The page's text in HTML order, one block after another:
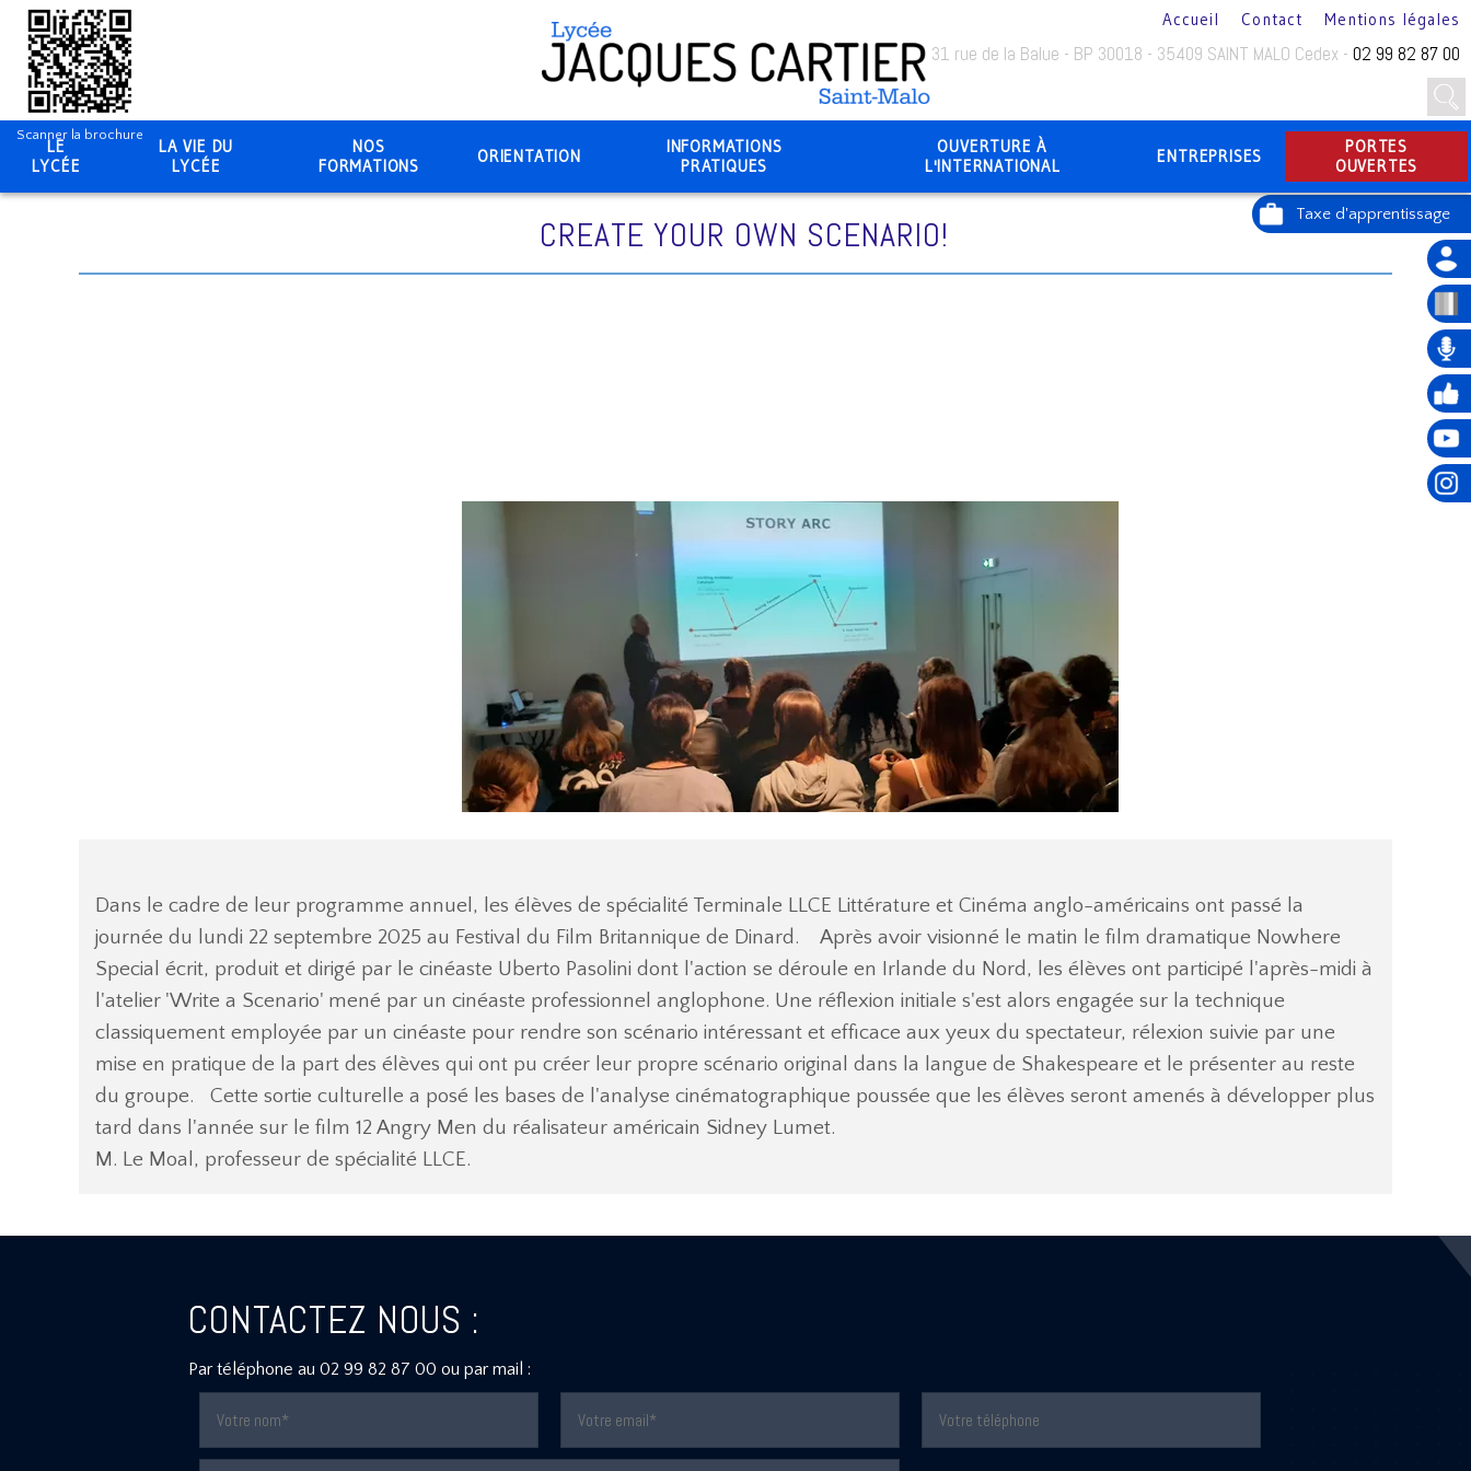
31 rue de la Balue - BP 30018 - 35409 SAINT MALO Cedex - 02 99 82 87 00
Scanner la brochure
LE
LYCÉE
LA VIE DU
LYCÉE
NOS
FORMATIONS
ORIENTATION
INFORMATIONS
PRATIQUES
OUVERTURE À
L'INTERNATIONAL
ENTREPRISES
PORTES
OUVERTES
Accueil Contact Mentions légales
CREATE YOUR OWN SCENARIO!
Dans le cadre de leur programme annuel, les élèves de spécialité Terminale LLCE Littérature et Cinéma anglo-américains ont passé la
journée du lundi 22 septembre 2025 au Festival du Film Britannique de Dinard. Après avoir visionné le matin le film dramatique Nowhere
Special écrit, produit et dirigé par le cinéaste Uberto Pasolini dont l'action se déroule en Irlande du Nord, les élèves ont participé l'après-midi à
l'atelier 'Write a Scenario' mené par un cinéaste professionnel anglophone. Une réflexion initiale s'est alors engagée sur la technique
classiquement employée par un cinéaste pour rendre son scénario intéressant et efficace aux yeux du spectateur, rélexion suivie par une
mise en pratique de la part des élèves qui ont pu créer leur propre scénario original dans la langue de Shakespeare et le présenter au reste
du groupe. Cette sortie culturelle a posé les bases de l'analyse cinématographique poussée que les élèves seront amenés à développer plus
tard dans l'année sur le film 12 Angry Men du réalisateur américain Sidney Lumet.
M. Le Moal, professeur de spécialité LLCE.
CONTACTEZ NOUS :
Par téléphone au 02 99 82 87 00 ou par mail :